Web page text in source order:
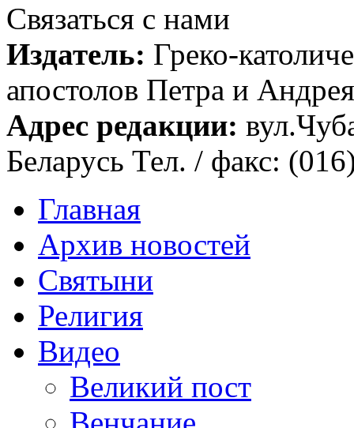
Связаться с нами
Издатель: Греко-
апостолов Петра и
Адрес редакции:
Беларусь Тел. / факс:
Главная
Архив новостей
Святыни
Религия
Видео
Великий пост